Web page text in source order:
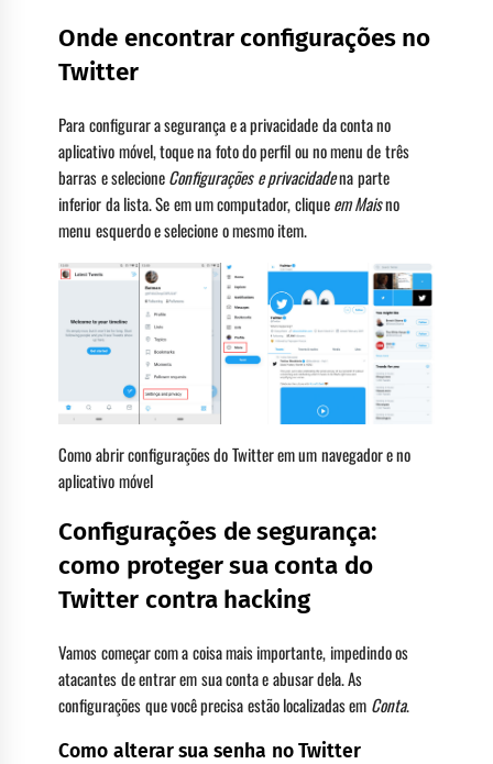
Onde encontrar configurações no
Twitter
Para configurar a segurança e a privacidade da conta no
aplicativo móvel, toque na foto do perfil ou no menu de três
barras e selecioneConfigurações e privacidadena parte
inferior da lista. Se em um computador, cliqueem Maisno
menu esquerdo e selecione o mesmo item.
Como abrir configurações do Twitter em um navegador e no
aplicativo móvel
Configurações de segurança:
como proteger sua conta do
Twitter contra hacking
Vamos começar com a coisa mais importante, impedindo os
atacantes de entrar em sua conta e abusar dela. As
configurações que você precisa estão localizadas em Conta.
Como alterar sua senha no Twitter